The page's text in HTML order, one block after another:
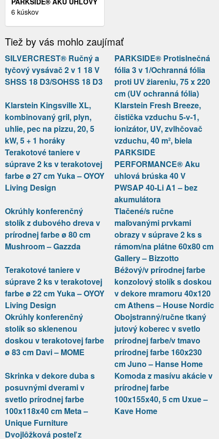
RÁZOVÝ UŤAHOVÁK 20 V
6 kúskov
Tiež by vás mohlo zaujímať
SILVERCREST® Ručný a
tyčový vysávač 2 v 1 18 V
SHSS 18 D3/SOHSS 18 D3
PARKSIDE® Protislnečná
fólia 3 v 1/Ochranná fólia
proti UV žiareniu, 75 x 220
cm (UV ochranná fólia)
Klarstein Kingsville XL,
kombinovaný gril, plyn,
uhlie, pec na pizzu, 20, 5
kW, 5 + 1 horáky
Klarstein Fresh Breeze,
čistička vzduchu 5-v-1,
ionizátor, UV, zvlhčovač
vzduchu, 40 m², biela
Terakotové taniere v
súprave 2 ks v terakotovej
farbe ø 27 cm Yuka – OYOY
Living Design
PARKSIDE
PERFORMANCE® Aku
uhlová brúska 40 V
PWSAP 40-Li A1 – bez
akumulátora
Okrúhly konferenčný
stolík z dubového dreva v
prírodnej farbe ø 80 cm
Mushroom – Gazzda
Tlačené/s ručne
maľovanými prvkami
obrazy v súprave 2 ks s
rámom/na plátne 60x80 cm
Gallery – Bizzotto
Terakotové taniere v
súprave 2 ks v terakotovej
farbe ø 22 cm Yuka – OYOY
Living Design
Béžový/v prírodnej farbe
konzolový stolík s doskou
v dekore mramoru 40x120
cm Athens – House Nordic
Okrúhly konferenčný
stolík so sklenenou
doskou v terakotovej farbe
ø 83 cm Davi – MOME
Obojstranný/ručne tkaný
jutový koberec v svetlo
prírodnej farbe/v tmavo
prírodnej farbe 160x230
cm Juno – Hanse Home
Skrinka v dekore duba s
posuvnými dverami v
svetlo prírodnej farbe
100x118x40 cm Meta –
Unique Furniture
Komoda z masívu akácie v
prírodnej farbe
100x155x40, 5 cm Uxue –
Kave Home
Dvojlôžková posteľ z